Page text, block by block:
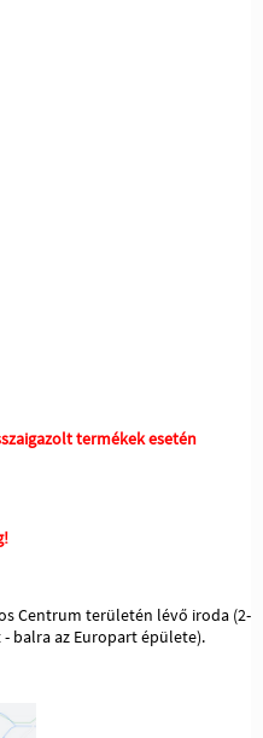
termékek esetén
Centrum területén lévő iroda (2-
balra az Europart épülete).